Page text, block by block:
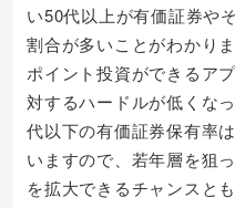
い50代以上が有価証券や
割合が多いことがわかり
ポイント投資ができるア
対するハードルが低くな
代以下の有価証券保有率
いますので、若年層を狙
を拡大できるチャンスとも